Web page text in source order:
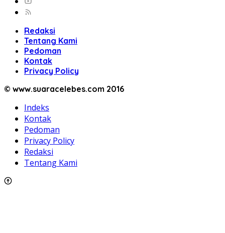
Redaksi
Tentang Kami
Pedoman
Kontak
Privacy Policy
© www.suaracelebes.com 2016
Indeks
Kontak
Pedoman
Privacy Policy
Redaksi
Tentang Kami